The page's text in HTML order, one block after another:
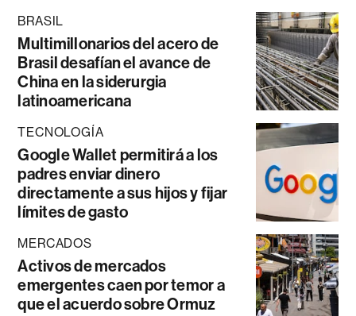
BRASIL
Multimillonarios del acero de
Brasil desafían el avance de
China en la siderurgia
latinoamericana
TECNOLOGÍA
Google Wallet permitirá a los
padres enviar dinero
directamente a sus hijos y fijar
límites de gasto
MERCADOS
Activos de mercados
emergentes caen por temor a
que el acuerdo sobre Ormuz